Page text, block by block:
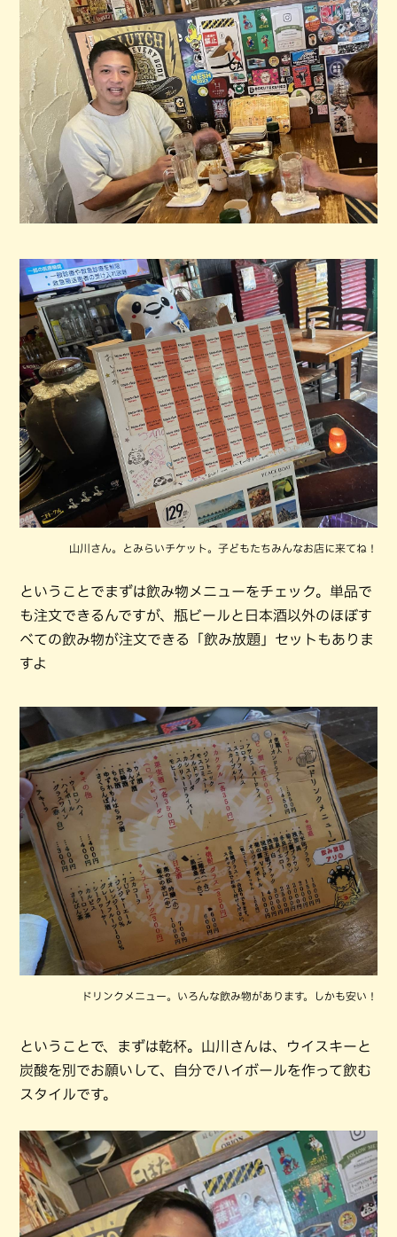
山川さん。とみらいチケット。子どもたちみんなお店に来てね！
ということでまずは飲み物メニューをチェック。単品で
も注文できるんですが、瓶ビールと日本酒以外のほぼす
べての飲み物が注文できる「飲み放題」セットもありま
すよ
ドリンクメニュー。いろんな飲み物があります。しかも安い！
ということで、まずは乾杯。山川さんは、ウイスキーと
炭酸を別でお願いして、自分でハイボールを作って飲む
スタイルです。